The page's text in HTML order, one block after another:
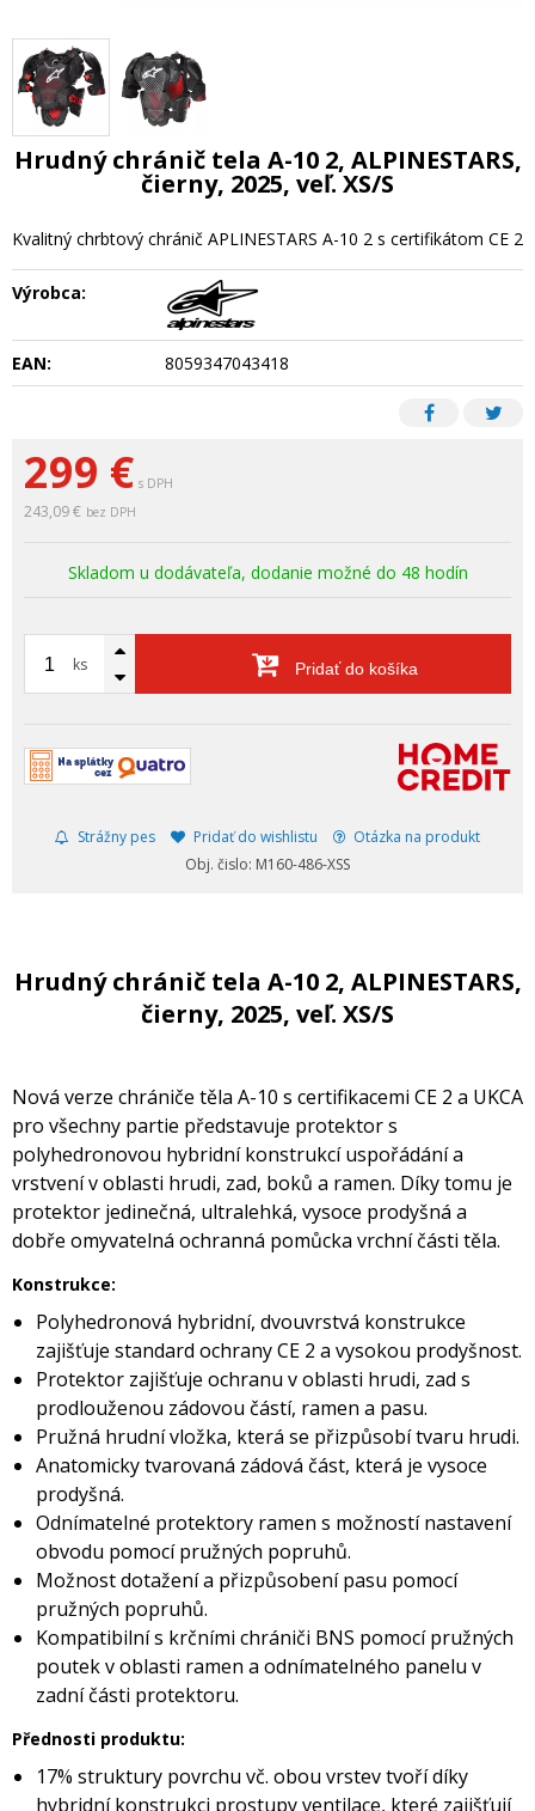
299 € s DPH
243,09 € bez DPH
Skladom u dodávateľa, dodanie možné do 48 hodín
ks Pridať do košíka
Strážny pes Pridať do wishlistu
Otázka na produkt
Obj. čislo: M160-486-XSS
Hrudný chránič tela A-10 2, ALPINESTARS,
čierny, 2025, veľ. XS/S
Kvalitný chrbtový chránič APLINESTARS A-10 2 s certifikátom CE 2
Výrobca:
EAN: 8059347043418
Hrudný chránič tela A-10 2, ALPINESTARS,
čierny, 2025, veľ. XS/S
Nová verze chrániče těla A-10 s certifikacemi CE 2 a UKCA
pro všechny partie představuje protektor s
polyhedronovou hybridní konstrukcí uspořádání a
vrstvení v oblasti hrudi, zad, boků a ramen. Díky tomu je
protektor jedinečná, ultralehká, vysoce prodyšná a
dobře omyvatelná ochranná pomůcka vrchní části těla.
Konstrukce:
Polyhedronová hybridní, dvouvrstvá konstrukce
zajišťuje standard ochrany CE 2 a vysokou prodyšnost.
Protektor zajišťuje ochranu v oblasti hrudi, zad s
prodlouženou zádovou částí, ramen a pasu.
Pružná hrudní vložka, která se přizpůsobí tvaru hrudi.
Anatomicky tvarovaná zádová část, která je vysoce
prodyšná.
Odnímatelné protektory ramen s možností nastavení
obvodu pomocí pružných popruhů.
Možnost dotažení a přizpůsobení pasu pomocí
pružných popruhů.
Kompatibilní s krčními chrániči BNS pomocí pružných
poutek v oblasti ramen a odnímatelného panelu v
zadní části protektoru.
Přednosti produktu:
17% struktury povrchu vč. obou vrstev tvoří díky
hybridní konstrukci prostupy ventilace, které zajišťují